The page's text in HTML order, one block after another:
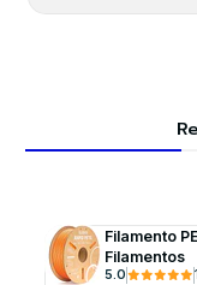
Filamento
Filamentos
5.0